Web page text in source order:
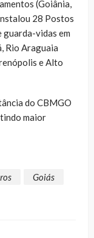
(Goiânia,
28 Postos
guarda-vidas em
Rio Araguaia
e Alto
do CBMGO
maior
Goiás